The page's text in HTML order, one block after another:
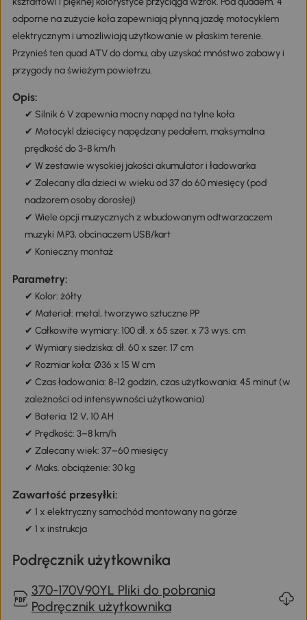
odporne na zużycie koła zapewniają płynną jazdę motocyklem
elektrycznym i umożliwiają użytkowanie w płaskim terenie.
Przynieś ten quad ATV do domu, aby uzyskać mnóstwo zabawy i
przygody na świeżym powietrzu.
Opis:
✔ Silnik 6 V zapewnia mocny napęd na tylne koła
✔ Motocykl dziecięcy napędzany pedałem, maksymalna
prędkość do 3-8 km/h
✔ W zestawie wysokiej jakości akumulator i ładowarka
✔ Zalecany dla dzieci w wieku od 37 do 60 miesięcy (pod
nadzorem osoby dorosłej)
✔ Wiele opcji muzycznych z wbudowanym odtwarzaczem
muzyki MP3, obcinaczem USB/kart
✔ Konieczny montaż
Parametry:
✔ Kolor: żółty
✔ Materiał: metal, tworzywo sztuczne PP
✔ Całkowite wymiary: 100 dł. x 65 szer. x 73 wys. cm
✔ Wymiary siedziska: dł. 60 x szer. 17 cm
✔ Rozmiar koła: Ø36 x 15 W cm
✔ Czas ładowania: 8-12 godzin, czas użytkowania: 45 minut (w
zależności od intensywności użytkowania)
✔ Bateria: 12 V, 10 AH
✔ Prędkość: 3–8 km/h
✔ Zalecany wiek: 37–60 miesięcy
✔ Maks. obciążenie: 30 kg
Zawartość przesyłki:
✔ 1 x elektryczny samochód montowany na górze
✔ 1 x instrukcja
Podręcznik użytkownika
370-170V90YL Pliki do pobrania
Podręcznik użytkownika